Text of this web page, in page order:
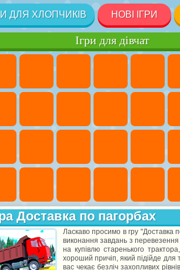
ДЛЯ ХЛОПЧИКІВ НОВІ ІГРИ
Ігри для дівчат
Доставка по пагорбах
Ласкаво просимо в гру "Доставка
виконання завдань з
на купівлю старенького
хороший причіп, який підійде для
вас чекає безліч захопливих